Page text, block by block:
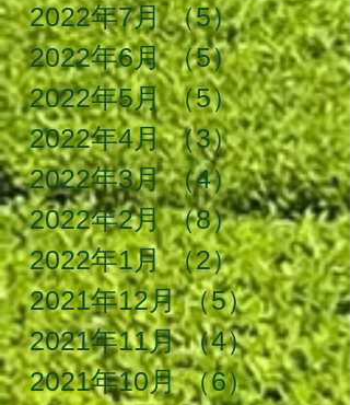
2022年7月 （5）5件の記事
2022年6月 （5）5件の記事
2022年5月 （5）5件の記事
2022年4月 （3）3件の記事
2022年3月 （4）4件の記事
2022年2月 （8）8件の記事
2022年1月 （2）2件の記事
2021年12月 （5）5件の記
2021年11月 （4）4件の記
2021年10月 （6）6件の記